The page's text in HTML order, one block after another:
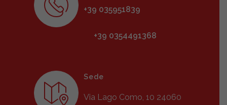
+39 035951839
+39 0354491368
Sede
Via Lago Como, 10 24060